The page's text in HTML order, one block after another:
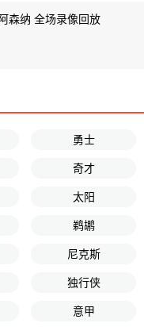
森纳 全场录像回放
勇士
奇才
太阳
鹈鹕
尼克斯
独行侠
意甲